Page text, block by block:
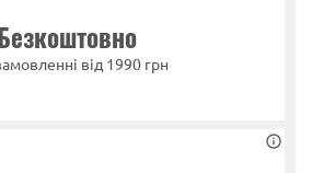
від 1990 грн